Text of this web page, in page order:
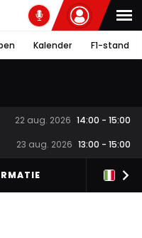
Kalender F1-stand
22 aug. 2026 14:00 - 15:00
23 aug. 2026 13:00 - 15:00